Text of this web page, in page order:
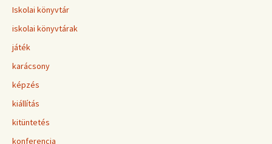
Iskolai könyvtár
iskolai könyvtárak
játék
karácsony
képzés
kiállítás
kitüntetés
konferencia